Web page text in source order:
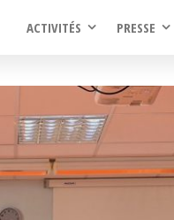
ACTIVITÉS PRESSE